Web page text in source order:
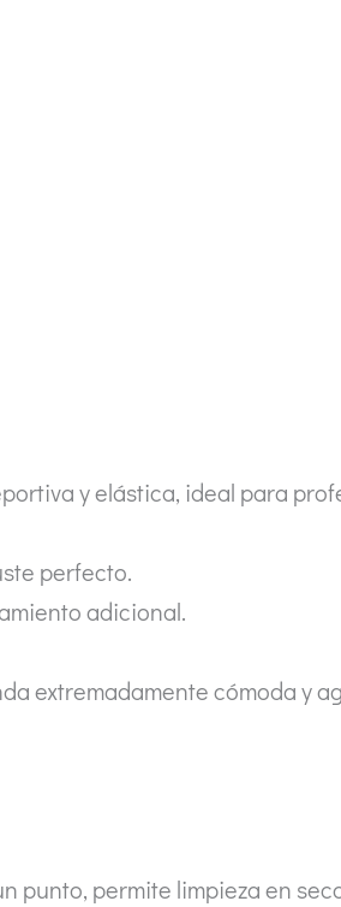
y elástica, ideal para
perfecto.
adicional.
extremadamente cómoda y
punto, permite limpieza en